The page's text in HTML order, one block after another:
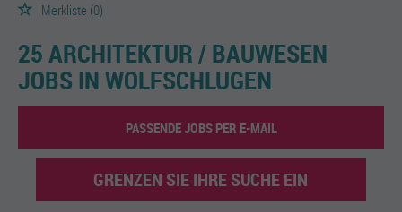
Merkliste (0)
25 ARCHITEKTUR / BAUWESEN
JOBS IN WOLFSCHLUGEN
PASSENDE JOBS PER E-MAIL
GRENZEN SIE IHRE SUCHE EIN